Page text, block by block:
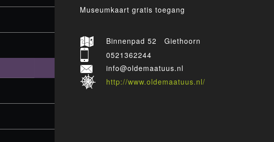
Museumkaart gratis toegang
Binnenpad 52 Giethoorn
0521362244
info@oldemaatuus.nl
http://www.oldemaatuus.nl/